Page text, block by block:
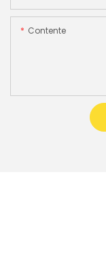
Contente